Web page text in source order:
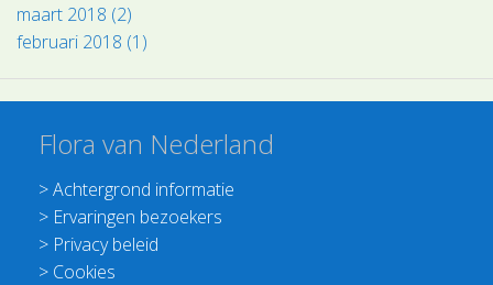
maart 2018 (2)
februari 2018 (1)
Flora van Nederland
>Achtergrond informatie
> Ervaringen bezoekers
> Privacy beleid
> Cookies